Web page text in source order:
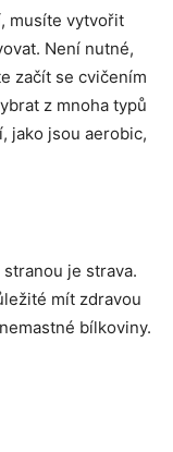
musíte vytvořit
Není nutné,
začít se cvičením
z mnoha typů
jako jsou aerobic,
je strava.
mít zdravou
bílkoviny.